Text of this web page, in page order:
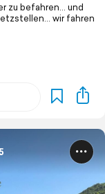
zu befahren… und
wir fahren